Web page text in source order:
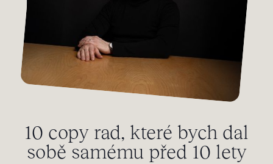
10 copy rad, které bych dal
sobě samému před 10 lety